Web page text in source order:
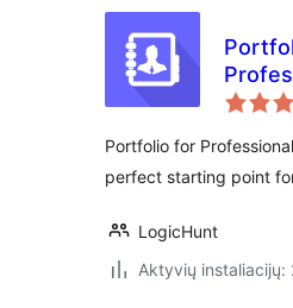
Portfolio for
perfect starting point
LogicHunt
Aktyvių instaliacijų: